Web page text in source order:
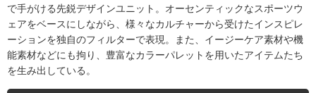
で手がける先鋭デザインユニット。オーセンティックなスポーツウ
ェアをベースにしながら、様々なカルチャーから受けたインスピレ
ーションを独自のフィルターで表現。また、イージーケア素材や機
能素材などにも拘り、豊富なカラーパレットを用いたアイテムたち
を生み出している。